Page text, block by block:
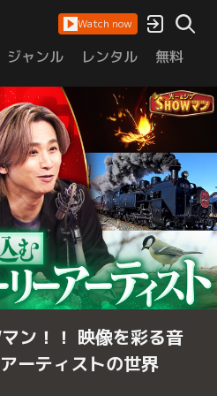
Watch now
ジャンル レンタル 無料
ン！！ 映像を彩る音
ーティストの世界